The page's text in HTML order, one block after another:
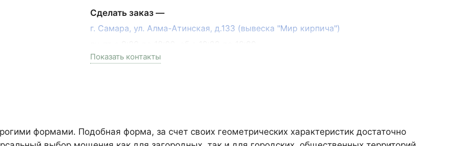
Сделать заказ —
г. Самара, ул. Алма-Атинская, д.133 (вывеска "Мир кирпича")
+7 (846) 215-17-17
Написать в Telegram
Показать контакты
формами. Подобная форма, за счет своих геометрических характеристик достаточно